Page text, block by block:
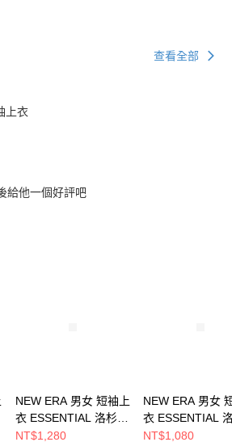
查看全部
上衣
給他一個好評吧
NEW ERA 男女 短袖上
衣 ESSENTIAL 洛杉磯
道奇 NE14364814
NT$1,280
NEW ERA 男女
衣 ESSENTIAL
道奇
NT$1,080